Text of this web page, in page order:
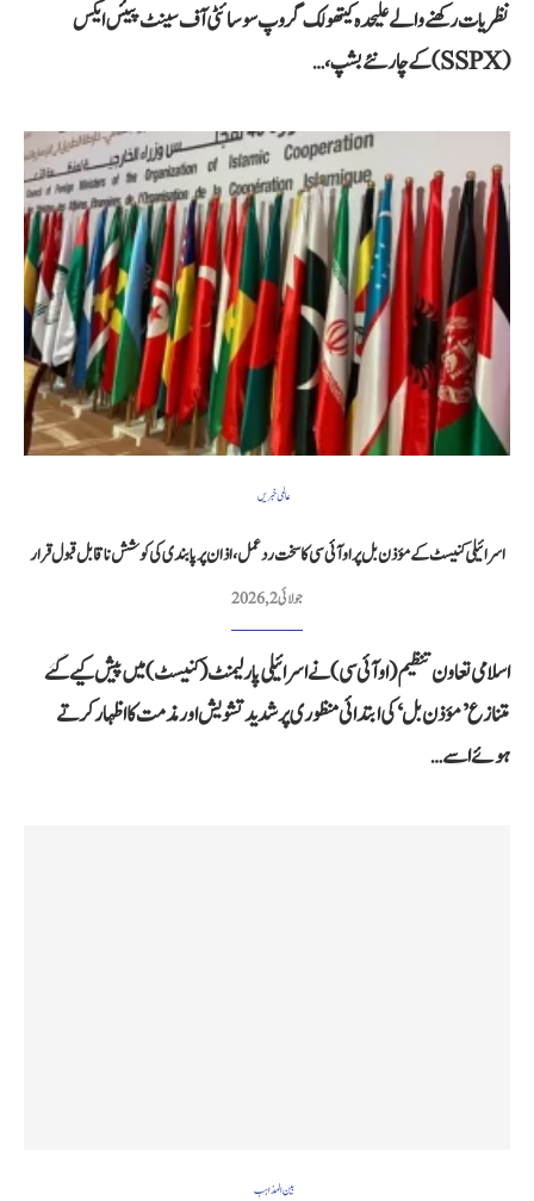
نظریات رکھنے والے علیحدہ کیتھولک گروپ سوسائٹی آف سینٹ پیئس ایکس
(SSPX) کے چار نئے بشپ،…
عالمی خبریں
اسرائیلی کنیسٹ کے مؤذن بل پر او آئی سی کا سخت ردعمل، اذان پر پابندی کی کوشش ناقابل قبول قرار
جولائی 2, 2026
اسلامی تعاون تنظیم (او آئی سی) نے اسرائیلی پارلیمنٹ (کنیسٹ) میں پیش کیے گئے
متنازع ’مؤذن بل‘ کی ابتدائی منظوری پر شدید تشویش اور مذمت کا اظہار کرتے
ہوئے اسے…
بین المذاہب